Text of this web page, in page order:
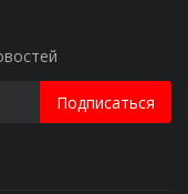
Подписаться